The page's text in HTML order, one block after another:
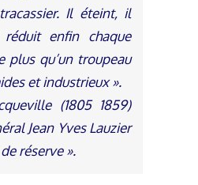
Il éteint, il
enfin chaque
plus qu’un troupeau
et industrieux ».
(1805 1859)
Jean Yves Lauzier
réserve ».